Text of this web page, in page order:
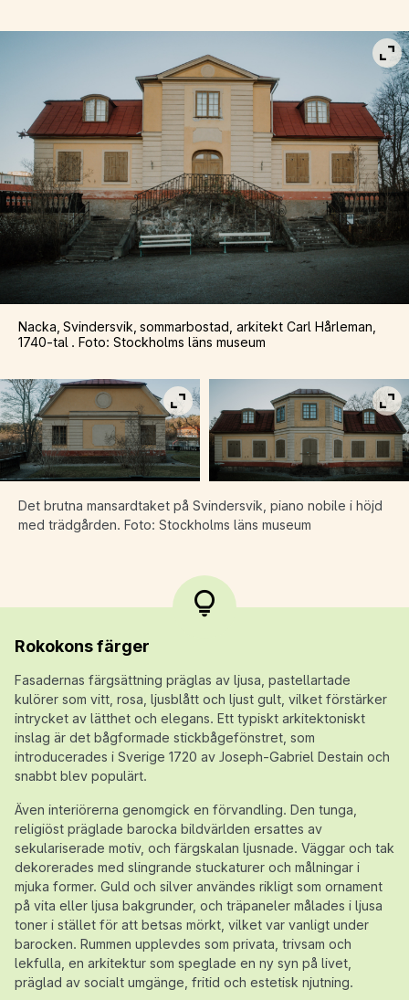
Nacka, Svindersvik, sommarbostad, arkitekt Carl Hårleman,
1740-tal . Foto: Stockholms läns museum
Visa bild i fullskärm
Det brutna mansardtaket på Svindersvik , piano nobile i höjd
med trädgården. Foto: Stockholms läns museum
Rokokons färger
Fasadernas färgsättning präglas av ljusa, pastellartade
kulörer som vitt, rosa, ljusblått och ljust gult, vilket förstärker
intrycket av lätthet och elegans. Ett typiskt arkitektoniskt
inslag är det bågformade stickbågefönstret , som
introducerades i Sverige 1720 av Joseph-Gabriel Destain och
snabbt blev populärt.
Även interiörerna genomgick en förvandling. Den tunga,
religiöst präglade barocka bildvärlden ersattes av
sekulariserade motiv, och färgskalan ljusnade. Väggar och tak
dekorerades med slingrande stuckaturer och målningar i
mjuka former. Guld och silver användes rikligt som ornament
på vita eller ljusa bakgrunder, och träpaneler målades i ljusa
toner i stället för att betsas mörkt, vilket var vanligt under
barocken. Rummen upplevdes som privata, trivsam och
lekfulla, en arkitektur som speglade en ny syn på livet,
präglad av socialt umgänge, fritid och estetisk njutning.